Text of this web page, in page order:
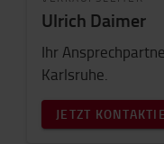
Ulrich Daimer
Ihr
Karlsruhe.
JETZT